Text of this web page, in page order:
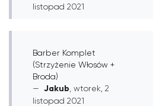
listopad 2021
Barber Komplet
(Strzyżenie Włosów +
Broda)
Jakub , wtorek, 2
listopad 2021